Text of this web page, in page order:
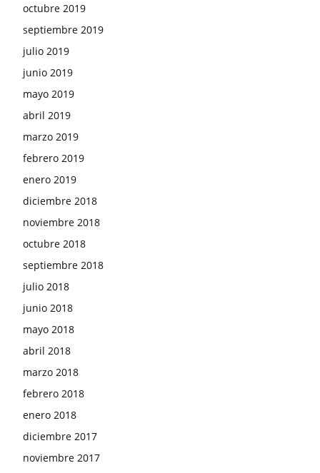
octubre 2019
septiembre 2019
julio 2019
junio 2019
mayo 2019
abril 2019
marzo 2019
febrero 2019
enero 2019
diciembre 2018
noviembre 2018
octubre 2018
septiembre 2018
julio 2018
junio 2018
mayo 2018
abril 2018
marzo 2018
febrero 2018
enero 2018
diciembre 2017
noviembre 2017